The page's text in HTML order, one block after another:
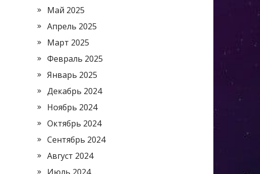
Май 2025
Апрель 2025
Март 2025
Февраль 2025
Январь 2025
Декабрь 2024
Ноябрь 2024
Октябрь 2024
Сентябрь 2024
Август 2024
Июль 2024